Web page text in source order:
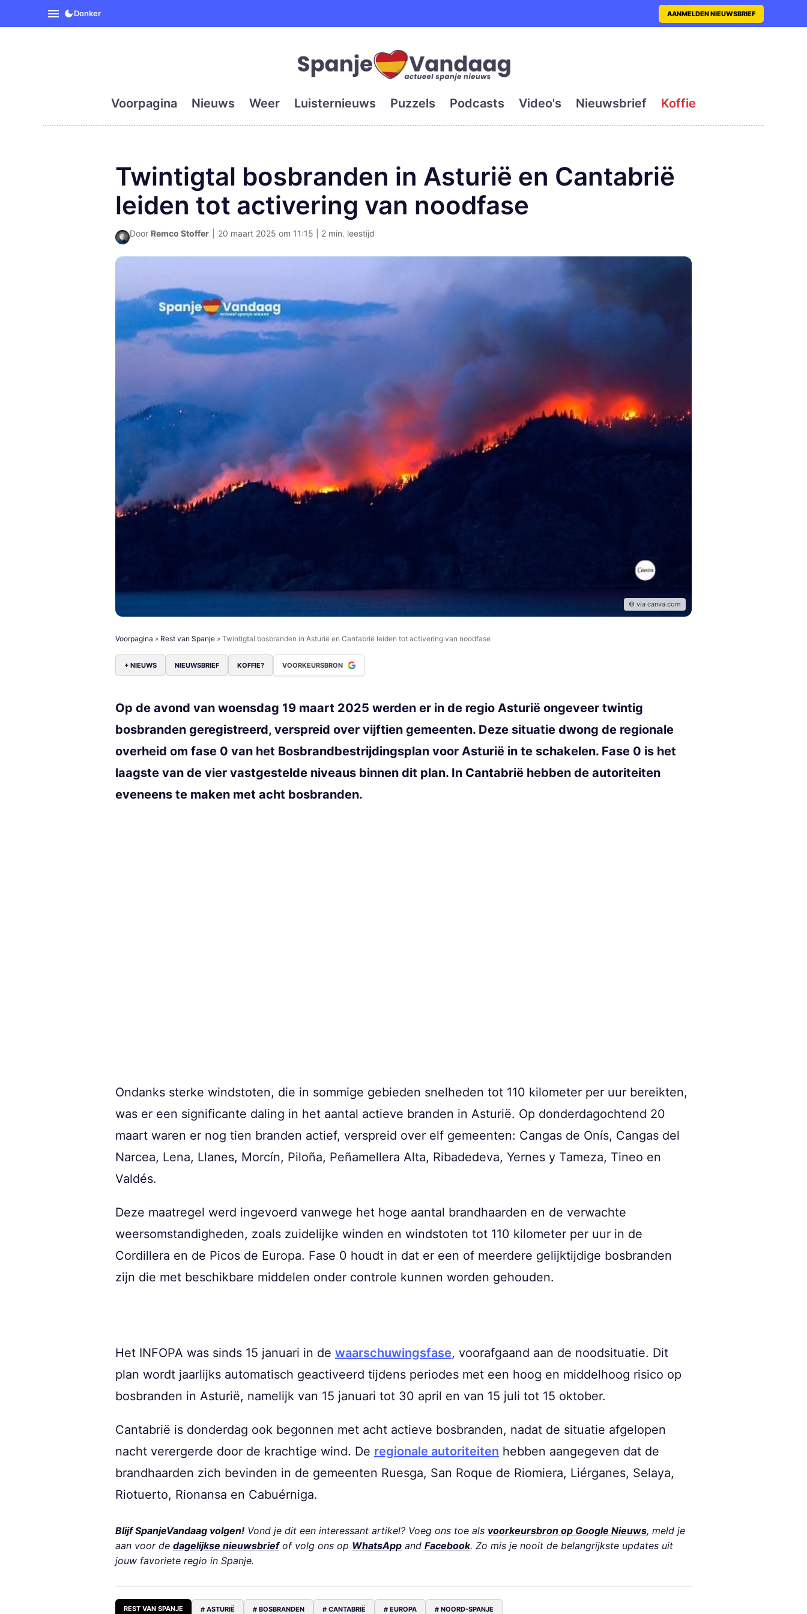
SpanjeVandaag is de eerste en grootste digitale krant met actueel en
Donker AANMELDEN NIEUWSBRIEF
Voorpagina Nieuws Weer Luisternieuws Puzzels Podcasts Video's Nieuwsbrief Koffie
Twintigtal bosbranden in Asturië en Cantabrië
leiden tot activering van noodfase
Door Remco Stoffer 20 maart 2025 om 11:15 | 2 min. leestijd
© via canva.com
Voorpagina » Rest van Spanje » Twintigtal bosbranden in Asturië en Cantabrië leiden tot activering van noodfase
+ NIEUWS NIEUWSBRIEF KOFFIE? VOORKEURSBRON
Op de avond van woensdag 19 maart 2025 werden er in de regio Asturië ongeveer twintig
bosbranden geregistreerd, verspreid over vijftien gemeenten. Deze situatie dwong de regionale
overheid om fase 0 van het Bosbrandbestrijdingsplan voor Asturië in te schakelen. Fase 0 is het
laagste van de vier vastgestelde niveaus binnen dit plan. In Cantabrië hebben de autoriteiten
eveneens te maken met acht bosbranden.
Ondanks sterke windstoten, die in sommige gebieden snelheden tot 110 kilometer per uur bereikten,
was er een significante daling in het aantal actieve branden in Asturië. Op donderdagochtend 20
maart waren er nog tien branden actief, verspreid over elf gemeenten: Cangas de Onís, Cangas del
Narcea, Lena, Llanes, Morcín, Piloña, Peñamellera Alta, Ribadedeva, Yernes y Tameza, Tineo en
Valdés.
Deze maatregel werd ingevoerd vanwege het hoge aantal brandhaarden en de verwachte
weersomstandigheden, zoals zuidelijke winden en windstoten tot 110 kilometer per uur in de
Cordillera en de Picos de Europa. Fase 0 houdt in dat er een of meerdere gelijktijdige bosbranden
zijn die met beschikbare middelen onder controle kunnen worden gehouden.
Het INFOPA was sinds 15 januari in de waarschuwingsfase, voorafgaand aan de noodsituatie. Dit
plan wordt jaarlijks automatisch geactiveerd tijdens periodes met een hoog en middelhoog risico op
bosbranden in Asturië, namelijk van 15 januari tot 30 april en van 15 juli tot 15 oktober.
Cantabrië is donderdag ook begonnen met acht actieve bosbranden, nadat de situatie afgelopen
nacht verergerde door de krachtige wind. De regionale autoriteiten hebben aangegeven dat de
brandhaarden zich bevinden in de gemeenten Ruesga, San Roque de Riomiera, Liérganes, Selaya,
Riotuerto, Rionansa en Cabuérniga.
Blijf SpanjeVandaag volgen! Vond je dit een interessant artikel? Voeg ons toe als voorkeursbron op Google Nieuws, meld je
aan voor de dagelijkse nieuwsbriefof volg ons op WhatsApp and Facebook. Zo mis je nooit de belangrijkste updates uit
jouw favoriete regio in Spanje.
REST VAN SPANJE # ASTURIË # BOSBRANDEN # CANTABRIË # EUROPA # NOORD-SPANJE